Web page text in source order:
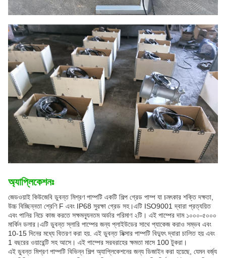
অ্যাপ্লিকেশনঃ
জেডওয়াই কিউজেবি ডুবন্ত মিশ্রণ পাম্পটি একটি শিল্প গ্রেড পাম্প যা চমৎকার শক্তি দক্ষতা,
উচ্চ বিচ্ছিন্নতা শ্রেণি F এবং IP68 সুরক্ষা গ্রেড সহ।এটি ISO9001 দ্বারা প্রত্যয়িত
এবং পানির নিচে কাজ করতে সক্ষমন্যূনতম অর্ডার পরিমাণ ২টি। এই পাম্পের দাম ১০০০-৫০০০
মার্কিন ডলার।এটি ডুবন্ত স্লারি পাম্পের জন্য প্লাইউডের সাথে প্যাকেজ করাও সম্ভব এবং
10-15 দিনের মধ্যে বিতরণ করা হয়. এই ডুবন্ত মিক্সার পাম্পটি বিদ্যুৎ দ্বারা চালিত হয় এবং
1 বছরের ওয়ারেন্টি সহ আসে। এই পাম্পের সরবরাহের ক্ষমতা মাসে 100 টুকরা।
এই ডুবন্ত মিশ্রণ পাম্পটি বিভিন্ন শিল্প অ্যাপ্লিকেশনের জন্য ডিজাইন করা হয়েছে, যেমন বর্জ্য